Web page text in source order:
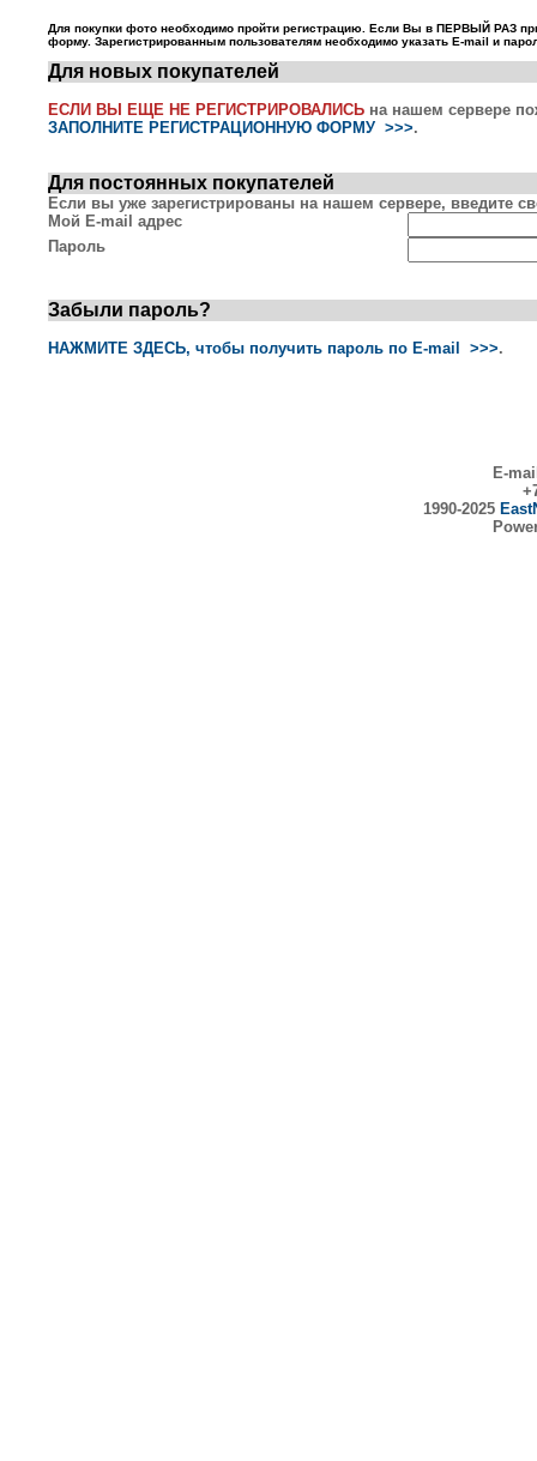
Для покупки фото необходимо пройти регистрацию. Если Вы в ПЕРВЫЙ РАЗ
форму. Зарегистрированным пользователям необходимо указать E-mail и
Для новых покупателей
ЕСЛИ ВЫ ЕЩЕ НЕ РЕГИСТРИРОВАЛИСЬ на нашем сервере
ЗАПОЛНИТЕ РЕГИСТРАЦИОННУЮ ФОРМУ >>>.
Для постоянных покупателей
Если вы уже зарегистрированы на нашем сервере, введите
Мой E-mail адрес
Пароль
Забыли пароль?
НАЖМИТЕ ЗДЕСЬ, чтобы получить пароль по E-mail >>>.
E-
1990-2025